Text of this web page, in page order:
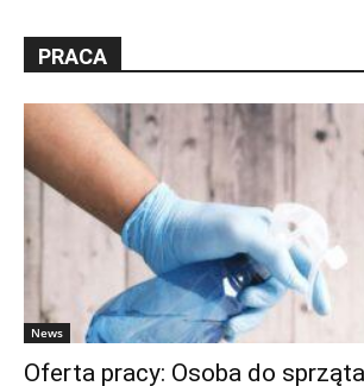
PRACA
News
Oferta pracy: Osoba do